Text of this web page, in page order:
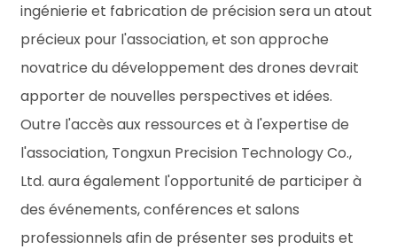
ingénierie et fabrication de précision sera un atout
précieux pour l'association, et son approche
novatrice du développement des drones devrait
apporter de nouvelles perspectives et idées.
Outre l'accès aux ressources et à l'expertise de
l'association, Tongxun Precision Technology Co.,
Ltd. aura également l'opportunité de participer à
des événements, conférences et salons
professionnels afin de présenter ses produits et